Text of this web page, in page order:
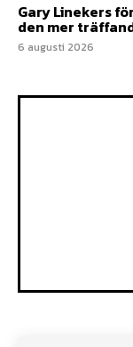
Gary Linekers
den mer
6 augusti 2026